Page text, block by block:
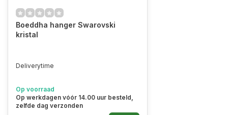
Boeddha hanger Swarovski
kristal
Deliverytime
Op voorraad
Op werkdagen vóór 14.00 uur besteld,
zelfde dag verzonden